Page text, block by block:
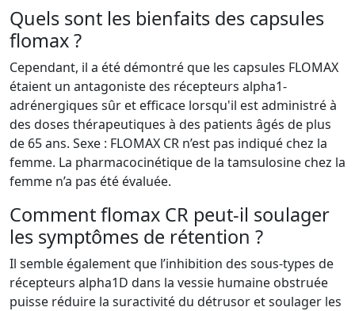
Quels sont les bienfaits des capsules
flomax ?
Cependant, il a été démontré que les capsules FLOMAX
étaient un antagoniste des récepteurs alpha1-
adrénergiques sûr et efficace lorsqu'il est administré à
des doses thérapeutiques à des patients âgés de plus
de 65 ans. Sexe : FLOMAX CR n’est pas indiqué chez la
femme. La pharmacocinétique de la tamsulosine chez la
femme n’a pas été évaluée.
Comment flomax CR peut-il soulager
les symptômes de rétention ?
Il semble également que l’inhibition des sous-types de
récepteurs alpha1D dans la vessie humaine obstruée
puisse réduire la suractivité du détrusor et soulager les